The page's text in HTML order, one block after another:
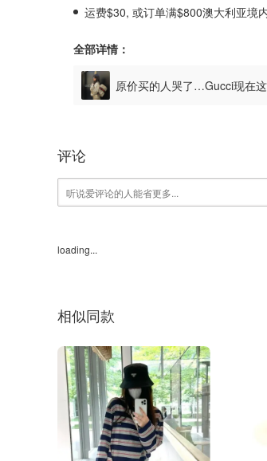
运费$30, 或订单满$800澳大利亚境内
全部详情：
原价买的人哭了…Gucci现在
评论
loading...
相似同款